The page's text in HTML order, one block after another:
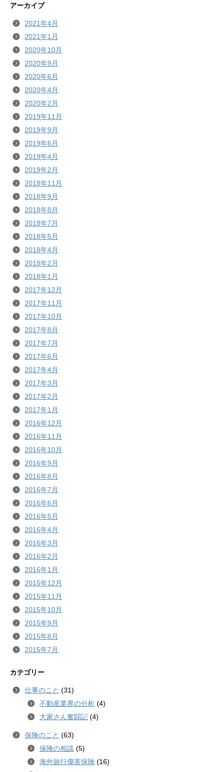
アーカイブ
2021年4月
2021年1月
2020年10月
2020年9月
2020年6月
2020年4月
2020年2月
2019年11月
2019年9月
2019年6月
2019年4月
2019年2月
2018年11月
2018年9月
2018年8月
2018年7月
2018年5月
2018年4月
2018年2月
2018年1月
2017年12月
2017年11月
2017年10月
2017年8月
2017年7月
2017年6月
2017年4月
2017年3月
2017年2月
2017年1月
2016年12月
2016年11月
2016年10月
2016年9月
2016年8月
2016年7月
2016年6月
2016年5月
2016年4月
2016年3月
2016年2月
2016年1月
2015年12月
2015年11月
2015年10月
2015年9月
2015年8月
2015年7月
カテゴリー
仕事のこと (31)
不動産業界の分析 (4)
大家さん奮闘記 (4)
保険のこと (63)
保険の相談 (5)
海外旅行傷害保険 (16)